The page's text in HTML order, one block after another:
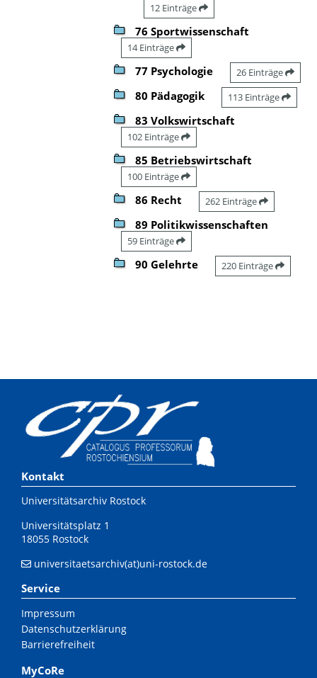
12 Einträge
76 Sportwissenschaft
14 Einträge
77 Psychologie 26 Einträge
80 Pädagogik 113 Einträge
83 Volkswirtschaft
102 Einträge
85 Betriebswirtschaft
100 Einträge
86 Recht 262 Einträge
89 Politikwissenschaften
59 Einträge
90 Gelehrte 220 Einträge
Kontakt
Universitätsarchiv Rostock
Universitätsplatz 1
18055 Rostock
universitaetsarchiv(at)uni-rostock.de
Service
Impressum
Datenschutzerklärung
Barrierefreiheit
MyCoRe